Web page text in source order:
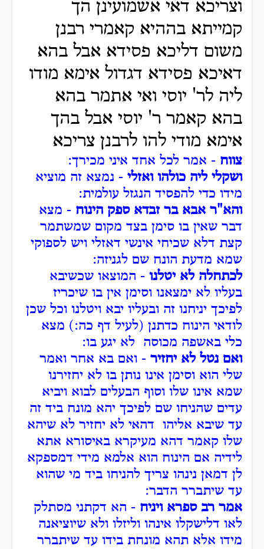
וצריכא דאי אשמועינן הך
קמייתא בההיא קאמרי רבנן
משום דליכא פסידא אבל בהא
דאיכא פסידא דגדול אימא מודו
ליה לר' יוסי ואי אתמר בהא
בהא קאמר ר' יוסי אבל בהך
אימא מודי להו לרבנן צריכא
צווח - אמר לכל אחד איני מכירך:
ושקלי ליה כולהו ואזלי - נמצא זה מוציא
מידו כדי להפסיד הנגזל עולמית:
והא"ר אבא בר זבדא ספק הינוח - מצא
דבר שאין בו סימן בצד מקום שמשתמר
קצת דלא שכיחי אינשי דאזלי ויש לספוקי
שמא מדעת הונח שם לגניזה:
לכתחלה לא יטלנו - המוצאו שכשיבא
בעליו לא ימצאנו וסימן אין בו שיכריז
לפיכך יניחנו זה ובעליו יבא ויטלנו וכל שכן
לודאי הינוח כדתנן (לעיל דף כה:) מצא
כלי באשפה מכוסה לא יגע בו:
ואם נטל לא יחזיר - ואם בא אחר ואמר
שלי הוא וסימן אינו נותן בו לא יחזירנו
שמא אינו שלו וסוף הבעלים לבוא ויביא
עדים שהניחו שם לפיכך יהא מונח ביד זה
עד שיבא אליהו דהאי לא יחזיר לא שיהא
שלו קאמר דהא מעיקרא באיסורא אתא
לידיה אם הינוח הוא אלמא מידי דמספקא
לן דמאן נינהו צריך להניחו ביד מי שהוא
עד שיתברר הדבר:
אמר רב ספרא ויניח - הא דקתני מסתלק
לאו דלישקלו אינהו וליזלו ולא שיוציאנה
מידו אלא תהא מונחת בידו עד שיתברר